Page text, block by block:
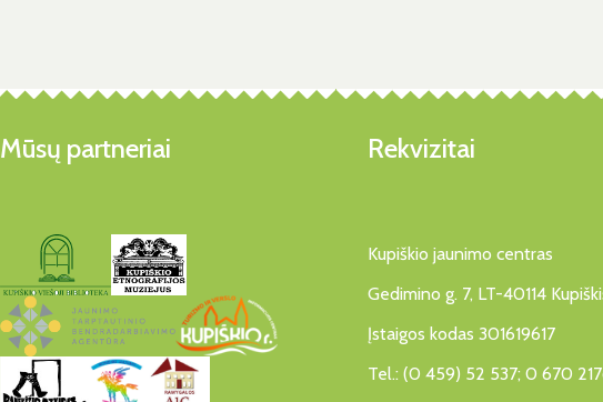
Mūsų partneriai Rekvizitai
Kupiškio jaunimo centras
Gedimino g. 7, LT-40114
Įstaigos kodas 301619617
Tel.: (0 459) 52 537; 0 670